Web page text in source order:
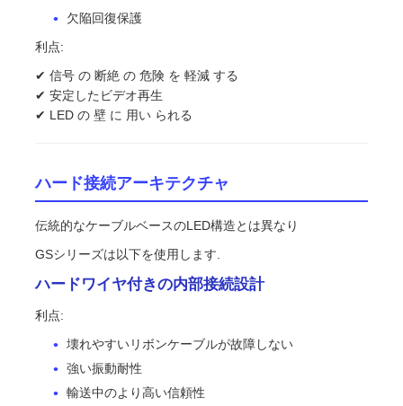
欠陥回復保護
利点:
✔ 信号 の 断絶 の 危険 を 軽減 する
✔ 安定したビデオ再生
✔ LED の 壁 に 用い られる
ハード接続アーキテクチャ
伝統的なケーブルベースのLED構造とは異なり
GSシリーズは以下を使用します.
ハードワイヤ付きの内部接続設計
利点:
壊れやすいリボンケーブルが故障しない
強い振動耐性
輸送中のより高い信頼性